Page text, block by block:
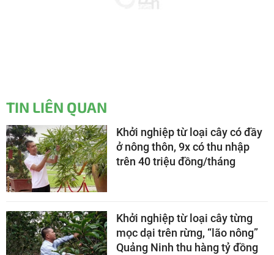
TIN LIÊN QUAN
Khởi nghiệp từ loại cây có đầy
ở nông thôn, 9x có thu nhập
trên 40 triệu đồng/tháng
Khởi nghiệp từ loại cây từng
mọc dại trên rừng, “lão nông”
Quảng Ninh thu hàng tỷ đồng